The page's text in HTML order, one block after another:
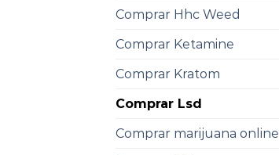
Comprar Hhc Weed
Comprar Ketamine
Comprar Kratom
Comprar Lsd
Comprar marijuana online